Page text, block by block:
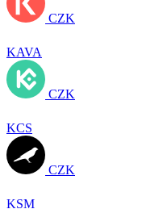
CZK
KAVA
CZK
KCS
CZK
KSM